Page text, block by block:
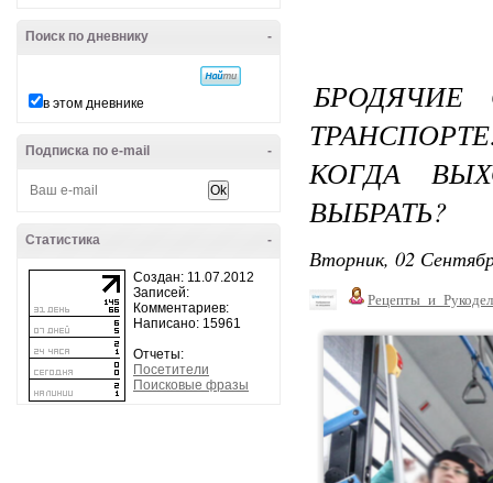
-
Поиск по дневнику
в этом дневнике
-
Подписка по e-mail
-
Статистика
Создан: 11.07.2012
Записей:
Комментариев:
Написано: 15961
Отчеты:
Посетители
Поисковые фразы
КОГДА
ВЫБРАТЬ?
Вторник, 02